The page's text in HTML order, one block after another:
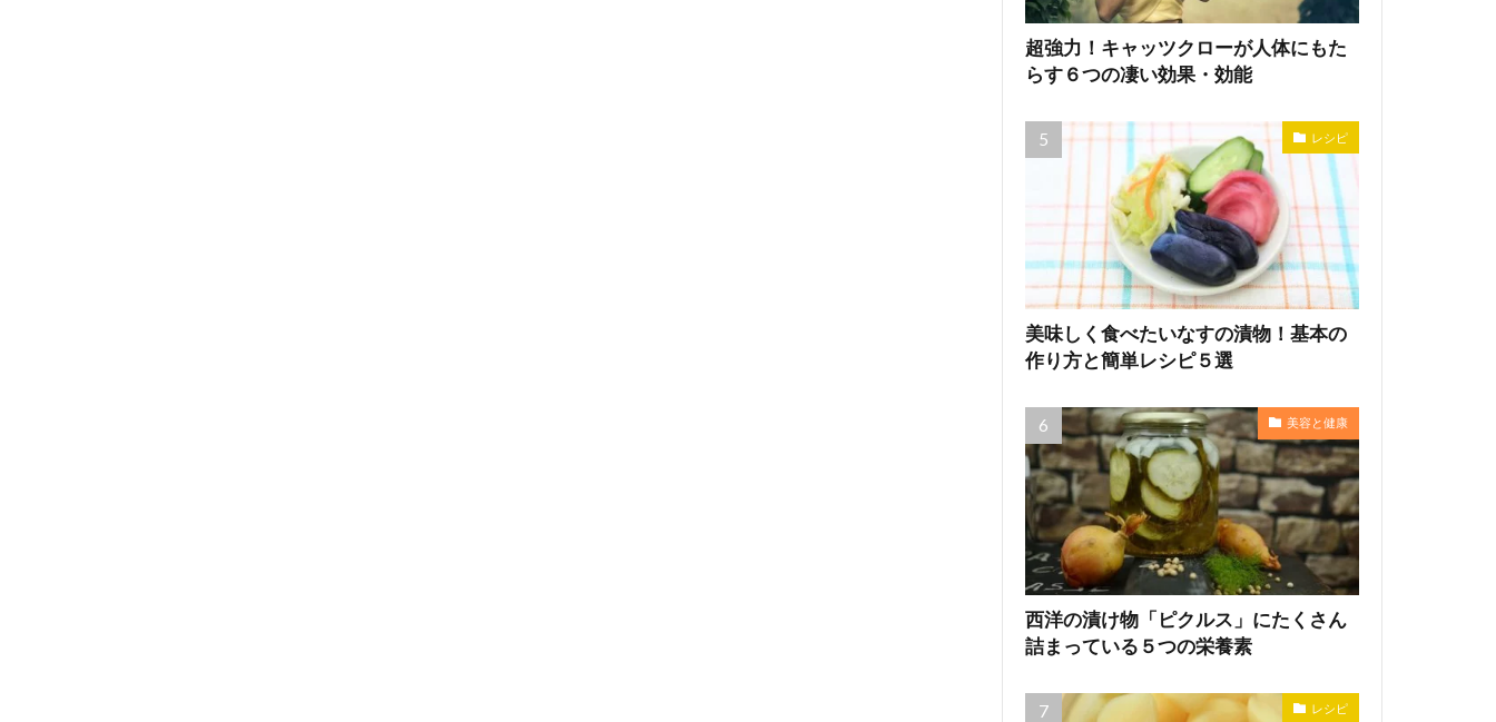
超強力！キャッツクローが人体にもた
らす６つの凄い効果・効能
レシピ
美味しく食べたいなすの漬物！基本の
作り方と簡単レシピ５選
美容と健康
西洋の漬け物「ピクルス」にたくさん
詰まっている５つの栄養素
レシピ